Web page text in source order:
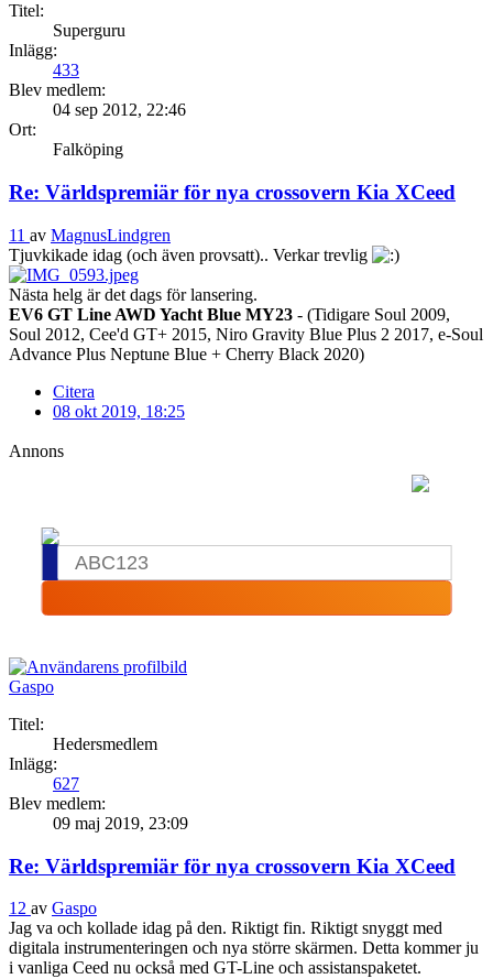
Titel:
Superguru
Inlägg:
433
Blev medlem:
04 sep 2012, 22:46
Ort:
Falköping
Re: Världspremiär för nya crossovern Kia XCeed
11 av MagnusLindgren
Tjuvkikade idag (och även provsatt).. Verkar trevlig
Nästa helg är det dags för lansering.
EV6 GT Line AWD Yacht Blue MY23 - (Tidigare Soul 2009,
Soul 2012, Cee'd GT+ 2015, Niro Gravity Blue Plus 2 2017, e-Soul
Advance Plus Neptune Blue + Cherry Black 2020)
Citera
08 okt 2019, 18:25
Annons
Gaspo
Titel:
Hedersmedlem
Inlägg:
627
Blev medlem:
09 maj 2019, 23:09
Re: Världspremiär för nya crossovern Kia XCeed
12 av Gaspo
Jag va och kollade idag på den. Riktigt fin. Riktigt snyggt med
digitala instrumenteringen och nya större skärmen. Detta kommer ju
i vanliga Ceed nu också med GT-Line och assistanspaketet.